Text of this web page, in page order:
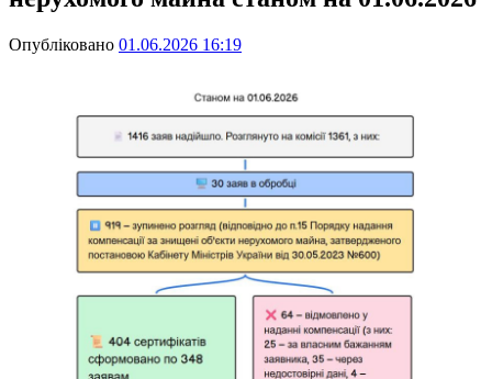
Опубліковано 01.06.2026 16:19